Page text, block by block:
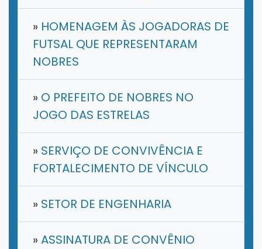
» HOMENAGEM ÀS JOGADORAS DE
FUTSAL QUE REPRESENTARAM
NOBRES
» O PREFEITO DE NOBRES NO
JOGO DAS ESTRELAS
» SERVIÇO DE CONVIVÊNCIA E
FORTALECIMENTO DE VÍNCULO
» SETOR DE ENGENHARIA
»ASSINATURA DE CONVÊNIO